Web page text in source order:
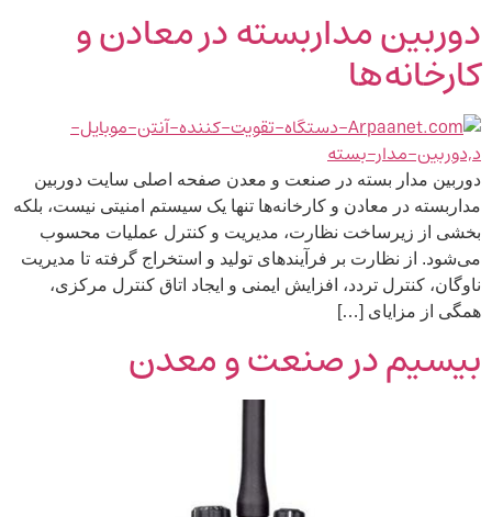
دوربین مداربسته در معادن و
کارخانه‌ها
دوربین مدار بسته در صنعت و معدن صفحه اصلی سایت دوربین
مداربسته در معادن و کارخانه‌ها تنها یک سیستم امنیتی نیست، بلکه
بخشی از زیرساخت نظارت، مدیریت و کنترل عملیات محسوب
می‌شود. از نظارت بر فرآیندهای تولید و استخراج گرفته تا مدیریت
ناوگان، کنترل تردد، افزایش ایمنی و ایجاد اتاق کنترل مرکزی،
همگی از مزایای […]
بیسیم در صنعت و معدن